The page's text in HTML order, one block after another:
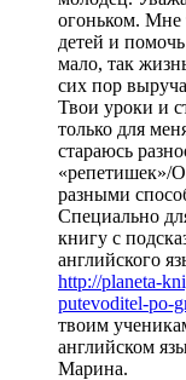
огоньком. Мне
детей и
мало, так
сих пор
Твои уроки и
только для
стараюсь
«репетишек»/
разными
Специально
книгу с
английского
http://planeta-
putevoditel-po-
твоим
английском
Марина.